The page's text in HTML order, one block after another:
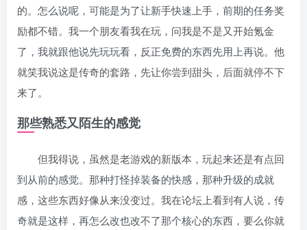
的。怎么说呢，可能是为了让新手快速上手，前期的任务奖
励都不错。我一个朋友看我在玩，问我是不是又开始氪金
了，我就跟他说先玩玩看，反正免费的东西先用上再说。他
就笑我说这是传奇的套路，先让你尝到甜头，后面就停不下
来了。
那些熟悉又陌生的感觉
但我得说，虽然是老游戏的新版本，玩起来还是有点回
到从前的感觉。那种打怪掉装备的快感，那种升级的成就
感，这些东西好像从来没变过。我在论坛上看到有人说，传
奇就是这样，再怎么改也改不了那个核心的东西，要么你就